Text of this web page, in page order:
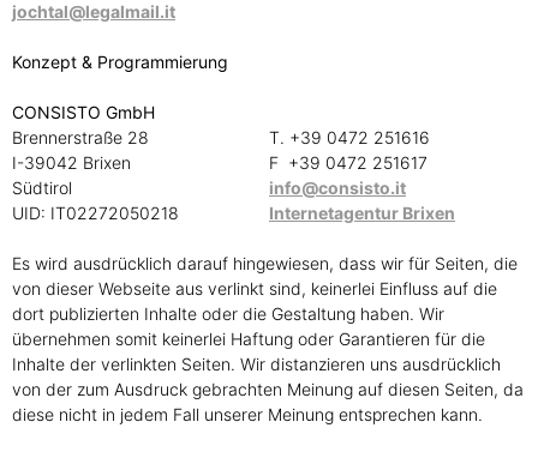
jochtal@legalmail.it
Konzept & Programmierung
CONSISTO GmbH
Brennerstraße 28
I-39042 Brixen
Südtirol
UID: IT02272050218
T. +39 0472 251616
F +39 0472 251617
info@consisto.it
Internetagentur Brixen
Es wird ausdrücklich darauf hingewiesen, dass wir für Seiten, die
von dieser Webseite aus verlinkt sind, keinerlei Einfluss auf die
dort publizierten Inhalte oder die Gestaltung haben. Wir
übernehmen somit keinerlei Haftung oder Garantieren für die
Inhalte der verlinkten Seiten. Wir distanzieren uns ausdrücklich
von der zum Ausdruck gebrachten Meinung auf diesen Seiten, da
diese nicht in jedem Fall unserer Meinung entsprechen kann.